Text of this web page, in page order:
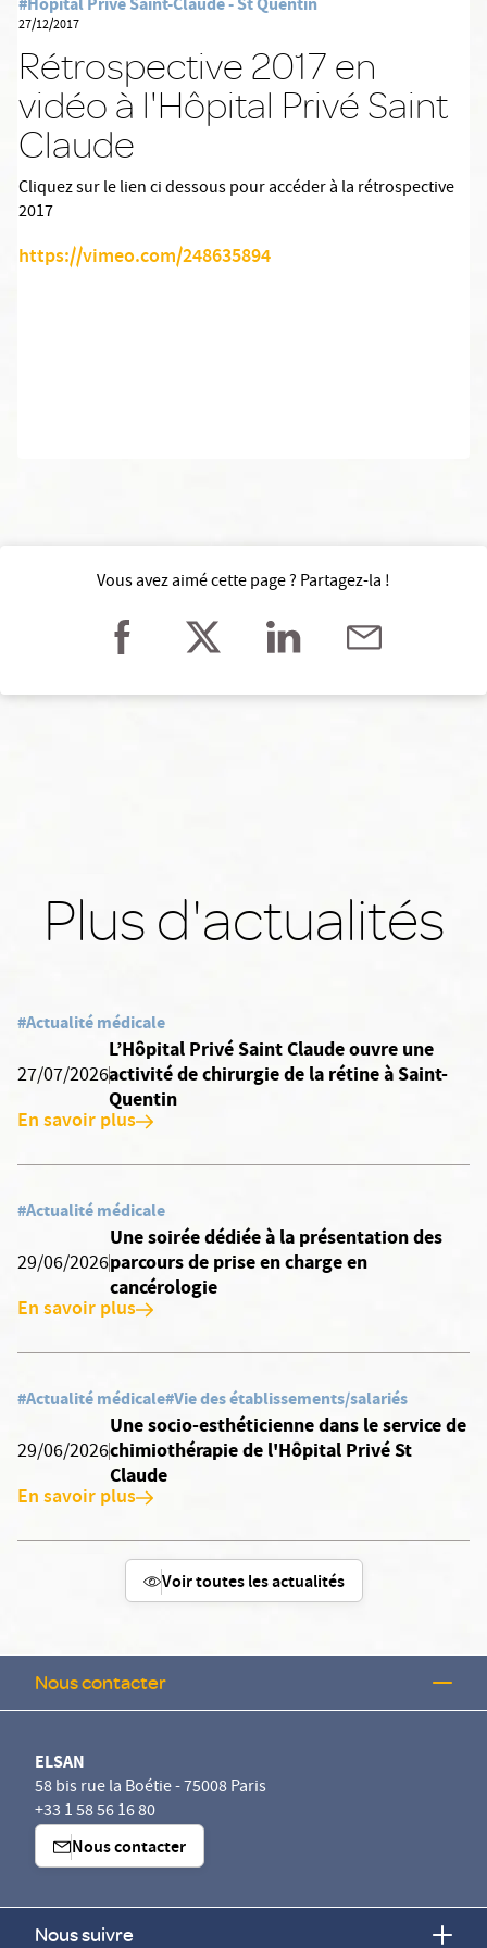
27/12/2017
Rétrospective 2017 en
vidéo à l'Hôpital Privé Saint
Claude
Cliquez sur le lien ci dessous pour accéder à la rétrospective
2017
https://vimeo.com/248635894
Vous avez aimé cette page ? Partagez-la !
Plus d'actualités
#Actualité médicale
27/07/2026
L’Hôpital Privé Saint Claude ouvre une
activité de chirurgie de la rétine à Saint-
Quentin
En savoir plus
#Actualité médicale
29/06/2026
Une soirée dédiée à la présentation des
parcours de prise en charge en
cancérologie
En savoir plus
#Actualité médicale#Vie des établissements/salariés
29/06/2026
Une socio-esthéticienne dans le service de
chimiothérapie de l'Hôpital Privé St
Claude
En savoir plus
Voir toutes les actualités
Nous contacter
ELSAN
58 bis rue la Boétie - 75008 Paris
+33 1 58 56 16 80
Nous contacter
Nous suivre